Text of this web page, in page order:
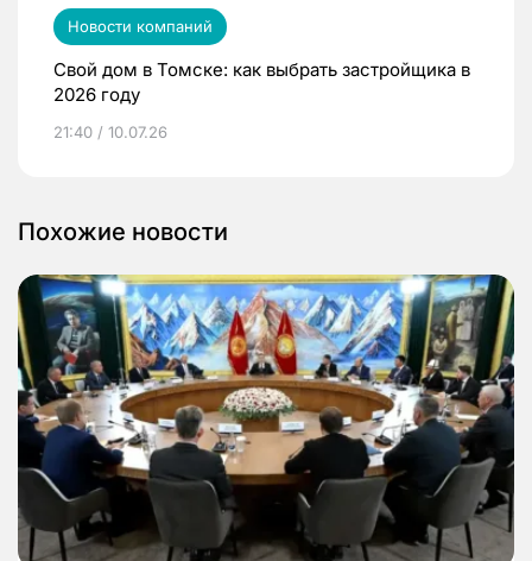
Новости компаний
Свой дом в Томске: как выбрать застройщика в
2026 году
21:40 / 10.07.26
Похожие новости